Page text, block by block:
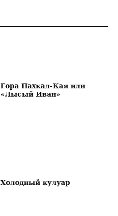
Гора Пахкал-Кая или
«Лысый Иван»
Холодный кулуар